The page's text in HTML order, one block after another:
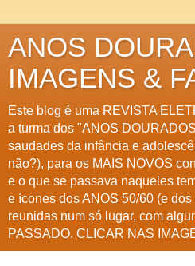
ANOS
IMAGENS &
Este blog é uma REVISTA
a turma dos "ANOS
saudades da infância e
não?), para os MAIS NOVOS
e o que se passava naqueles
e ícones dos ANOS 50/60 (e
reunidas num só lugar, com
PASSADO. CLICAR NAS